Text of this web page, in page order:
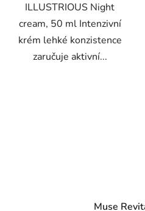
hvězdiček.
ILLUSTRIOUS Night
cream, 50 ml Intenzivní
krém lehké konzistence
zaručuje aktivní...
Muse